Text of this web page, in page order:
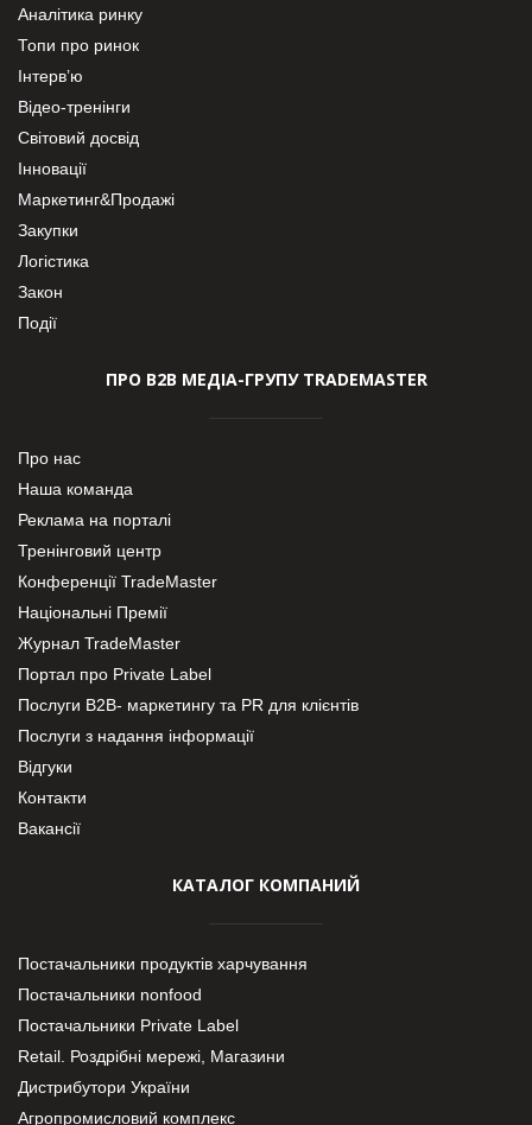
Аналітика ринку
Топи про ринок
Інтерв’ю
Відео-тренінги
Світовий досвід
Інновації
Маркетинг&Продажі
Закупки
Логістика
Закон
Події
ПРО В2В МЕДІА-ГРУПУ TRADEMASTER
Про нас
Наша команда
Реклама на порталі
Тренінговий центр
Конференції TradeMaster
Національні Премії
Журнал TradeMaster
Портал про Private Label
Послуги В2В- маркетингу та PR для клієнтів
Послуги з надання інформації
Відгуки
Контакти
Вакансії
КАТАЛОГ КОМПАНИЙ
Постачальники продуктів харчування
Постачальники nonfood
Постачальники Private Label
Retail. Роздрібні мережі, Магазини
Дистрибутори України
Агропромисловий комплекс